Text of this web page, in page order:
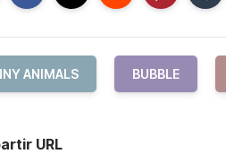
ANIMALS BUBBLE
URL